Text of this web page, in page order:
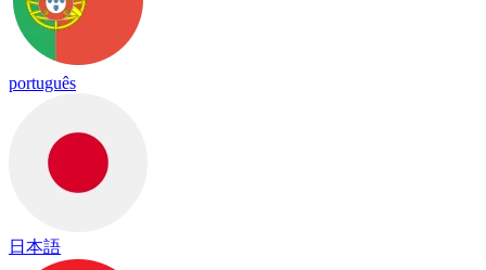
português
日本語